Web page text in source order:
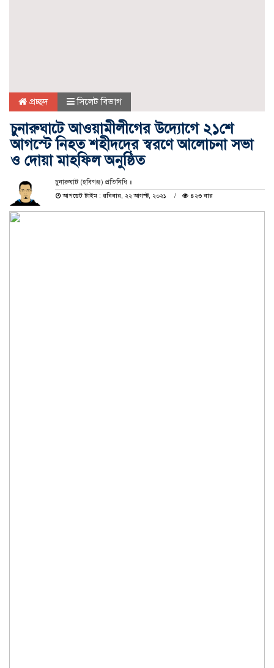
প্রচ্ছদ সিলেট বিভাগ
চুনারুঘাটে আওয়ামীলীগের উদ্যোগে ২১শে
আগস্টে নিহত শহীদদের স্বরণে আলোচনা সভা
ও দোয়া মাহফিল অনুষ্ঠিত
চুনারুঘাট (হবিগঞ্জ) প্রতিনিধি ॥
আপডেট টাইম : রবিবার, ২২ আগস্ট, ২০২১
৪২৩ বার